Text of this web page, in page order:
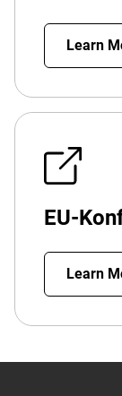
Learn
EU-
Learn